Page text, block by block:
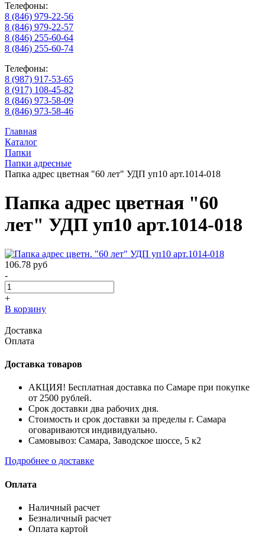
Телефоны:
8 (846) 979-22-56
8 (846) 979-22-57
8 (846) 255-60-64
8 (846) 255-60-74
Телефоны:
8 (987) 917-53-65
8 (917) 108-45-82
8 (846) 973-58-09
8 (846) 973-58-46
Главная
Каталог
Папки
Папки адресные
Папка адрес цветная "60 лет" УДП уп10 арт.1014-018
Папка адрес цветная "60
лет" УДП уп10 арт.1014-018
106.78 руб
-
+
В корзину
Доставка
Оплата
Доставка товаров
АКЦИЯ! Бесплатная доставка по Самаре при покупке
от 2500 рублей.
Срок доставки два рабочих дня.
Стоимость и срок доставки за пределы г. Самара
оговариваются индивидуально.
Самовывоз: Самара, Заводское шоссе, 5 к2
Подробнее о доставке
Оплата
Наличный расчет
Безналичный расчет
Оплата картой